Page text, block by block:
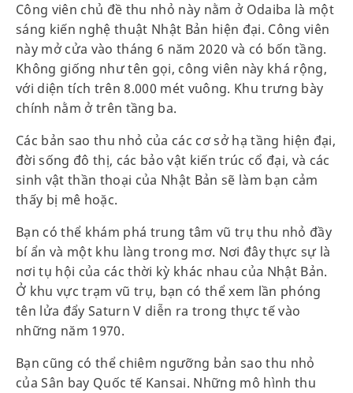
Công viên chủ đề thu nhỏ này nằm ở Odaiba là một
sáng kiến nghệ thuật Nhật Bản hiện đại. Công viên
này mở cửa vào tháng 6 năm 2020 và có bốn tầng.
Không giống như tên gọi, công viên này khá rộng,
với diện tích trên 8.000 mét vuông. Khu trưng bày
chính nằm ở trên tầng ba.
Các bản sao thu nhỏ của các cơ sở hạ tầng hiện đại,
đời sống đô thị, các bảo vật kiến trúc cổ đại, và các
sinh vật thần thoại của Nhật Bản sẽ làm bạn cảm
thấy bị mê hoặc.
Bạn có thể khám phá trung tâm vũ trụ thu nhỏ đầy
bí ẩn và một khu làng trong mơ. Nơi đây thực sự là
nơi tụ hội của các thời kỳ khác nhau của Nhật Bản.
Ở khu vực trạm vũ trụ, bạn có thể xem lần phóng
tên lửa đẩy Saturn V diễn ra trong thực tế vào
những năm 1970.
Bạn cũng có thể chiêm ngưỡng bản sao thu nhỏ
của Sân bay Quốc tế Kansai. Những mô hình thu